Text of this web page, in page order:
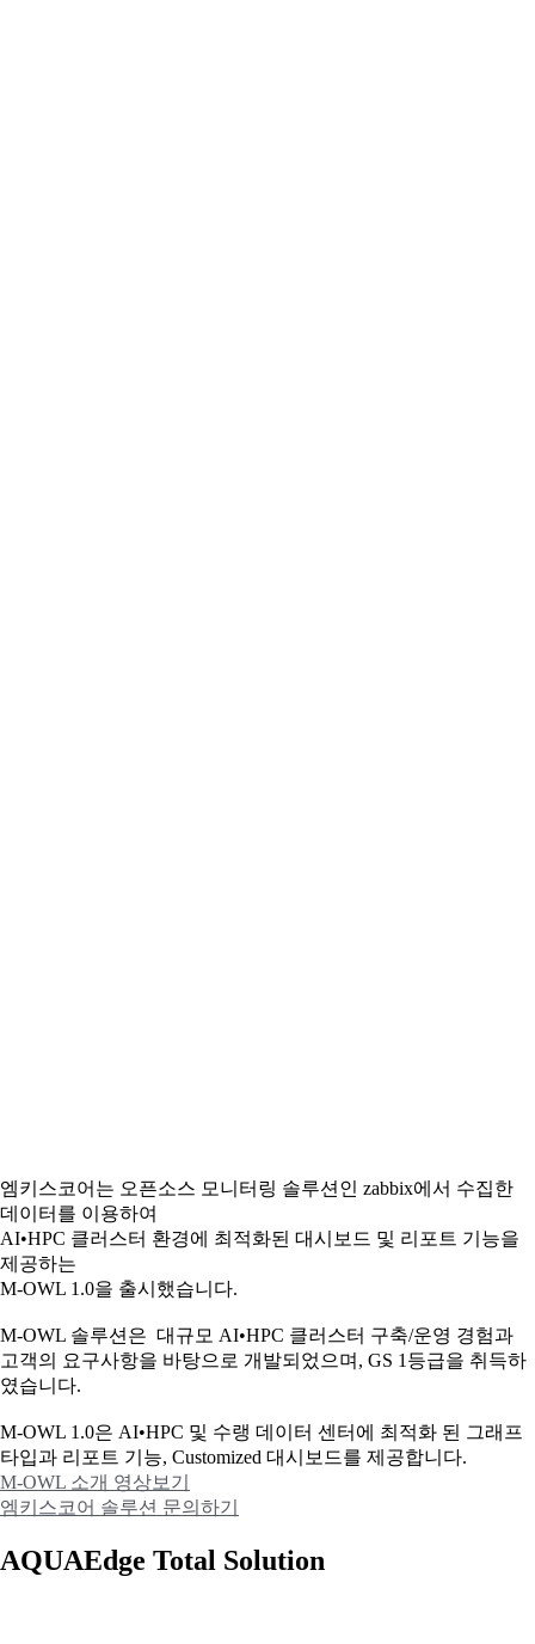
엠키스코어는 오픈소스 모니터링 솔루션인 zabbix에서 수집한
데이터를 이용하여
AI•HPC 클러스터 환경에 최적화된 대시보드 및 리포트 기능을
제공하는
M-OWL 1.0을 출시했습니다.
M-OWL 솔루션은 대규모 AI•HPC 클러스터 구축/운영 경험과
고객의 요구사항을 바탕으로 개발되었으며, GS 1등급을 취득하
였습니다.
M-OWL 1.0은 AI•HPC 및 수랭 데이터 센터에 최적화 된 그래프
타입과 리포트 기능, Customized 대시보드를 제공합니다.
M-OWL 소개 영상보기
엠키스코어 솔루션 문의하기
AQUAEdge Total Solution